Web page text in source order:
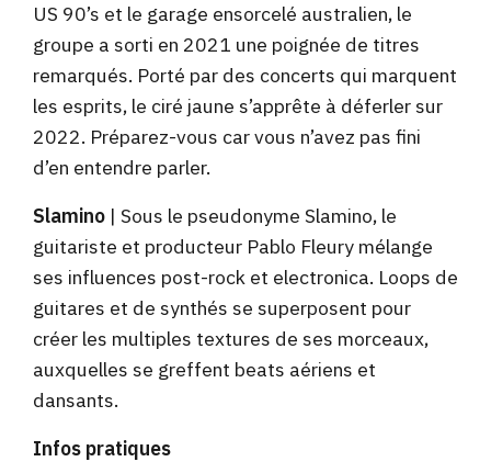
US 90’s et le garage ensorcelé australien, le
groupe a sorti en 2021 une poignée de titres
remarqués. Porté par des concerts qui marquent
les esprits, le ciré jaune s’apprête à déferler sur
2022. Préparez-vous car vous n’avez pas fini
d’en entendre parler.
Slamino | Sous le pseudonyme Slamino, le
guitariste et producteur Pablo Fleury mélange
ses influences post-rock et electronica. Loops de
guitares et de synthés se superposent pour
créer les multiples textures de ses morceaux,
auxquelles se greffent beats aériens et
dansants.
Infos pratiques